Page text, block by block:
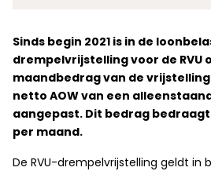
Sinds begin 2021 is in de
drempelvrijstelling voor de RVU
maandbedrag van de
netto AOW van een
aangepast. Dit bedrag bedraagt
per maand.
De RVU-drempelvrijstelling geldt in